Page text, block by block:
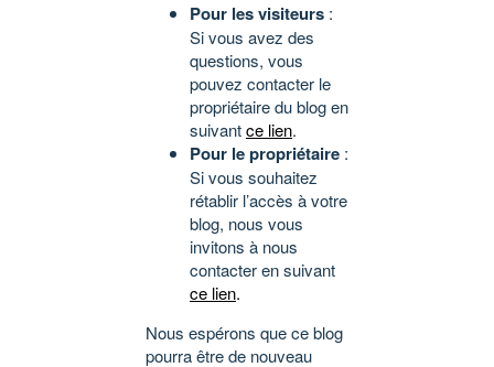
Pour les visiteurs :
Si vous avez des
questions, vous
pouvez contacter le
propriétaire du blog en
suivantce lien.
Pour le propriétaire :
Si vous souhaitez
rétablir l’accès à votre
blog, nous vous
invitons à nous
contacter en suivant
ce lien.
Nous espérons que ce blog
pourra être de nouveau